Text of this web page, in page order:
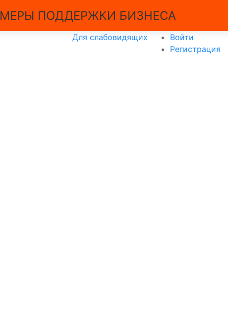
МЕРЫ ПОДДЕРЖКИ БИЗНЕСА
Для слабовидящих
Войти
Регистрация